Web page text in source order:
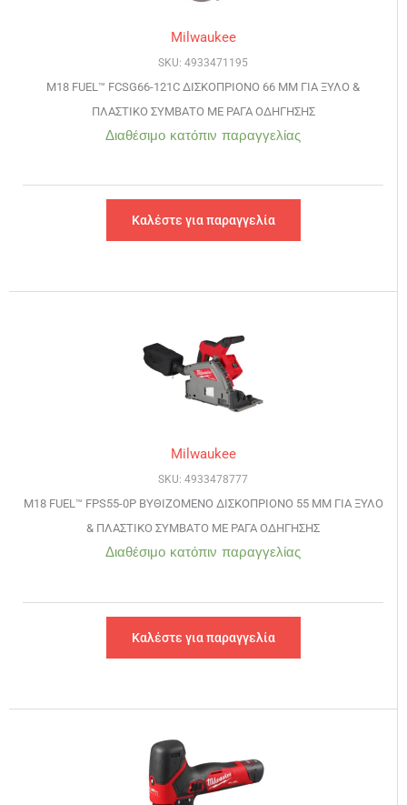
Milwaukee
SKU: 4933471195
M18 FUEL™ FCSG66-121C ΔΙΣΚΟΠΡΙΟΝΟ 66 ΜΜ ΓΙΑ ΞΥΛΟ &
ΠΛΑΣΤΙΚΟ ΣΥΜΒΑΤΟ ΜΕ ΡΑΓΑ ΟΔΗΓΗΣΗΣ
Διαθέσιμο κατόπιν παραγγελίας
Καλέστε για παραγγελία
Milwaukee
SKU: 4933478777
M18 FUEL™ FPS55-0P ΒΥΘΙΖΟΜΕΝΟ ΔΙΣΚΟΠΡΙΟΝΟ 55 ΜΜ ΓΙΑ ΞΥΛΟ
& ΠΛΑΣΤΙΚΟ ΣΥΜΒΑΤΟ ΜΕ ΡΑΓΑ ΟΔΗΓΗΣΗΣ
Διαθέσιμο κατόπιν παραγγελίας
Καλέστε για παραγγελία